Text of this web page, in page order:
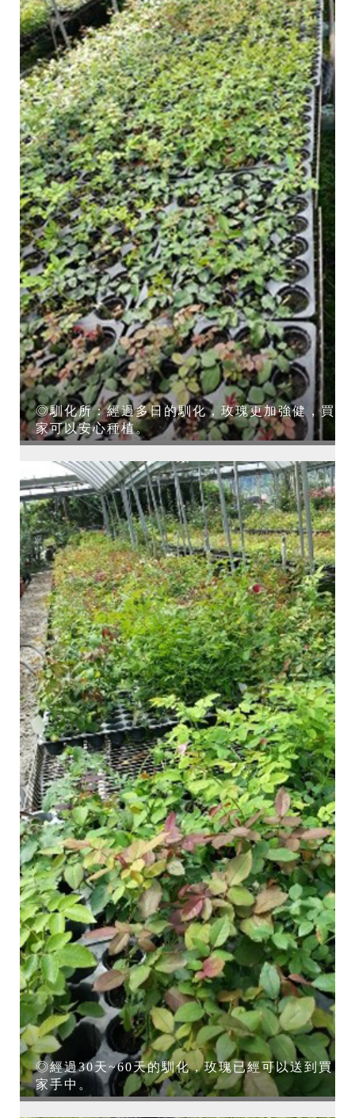
◎馴化所：經過多日的馴化，玫瑰更加強健，買
家可以安心種植。
◎經過30天~60天的馴化，玫瑰已經可以送到買
家手中。